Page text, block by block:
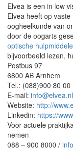
Elvea is een in low
Elvea heeft op
oogheelkunde van
door de oogarts
optische
bijvoorbeeld lezen,
Postbus 97
6800 AB Arnhem
Tel.: (088)900 80 00
E-mail: info@elvea.nl
Website: http://
Linkedin: https://
Voor actuele
nemen
088 – 900 8000 /